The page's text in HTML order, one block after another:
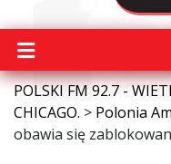
POLSKI FM 92.7 -
CHICAGO. > Polonia
obawia się